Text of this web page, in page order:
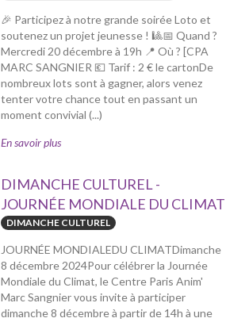
🎉 Participez à notre grande soirée Loto et
soutenez un projet jeunesse ! 🎱📅 Quand ?
Mercredi 20 décembre à 19h 📍 Où ? [CPA
MARC SANGNIER 💶 Tarif : 2 € le cartonDe
nombreux lots sont à gagner, alors venez
tenter votre chance tout en passant un
moment convivial (...)
En savoir plus
DIMANCHE CULTUREL -
JOURNÉE MONDIALE DU CLIMAT
DIMANCHE CULTUREL
JOURNÉE MONDIALEDU CLIMATDimanche
8 décembre 2024Pour célébrer la Journée
Mondiale du Climat, le Centre Paris Anim'
Marc Sangnier vous invite à participer
dimanche 8 décembre à partir de 14h à une